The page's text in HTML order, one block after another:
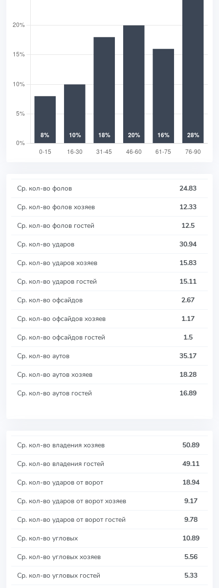
Ср. кол-во фолов
24.83
Ср. кол-во фолов хозяев
12.33
Ср. кол-во фолов гостей
12.5
Ср. кол-во ударов
30.94
Ср. кол-во ударов хозяев
15.83
Ср. кол-во ударов гостей
15.11
Ср. кол-во офсайдов
2.67
Ср. кол-во офсайдов хозяев
1.17
Ср. кол-во офсайдов гостей
1.5
Ср. кол-во аутов
35.17
Ср. кол-во аутов хозяев
18.28
Ср. кол-во аутов гостей
16.89
Ср. кол-во владения хозяев
50.89
Ср. кол-во владения гостей
49.11
Ср. кол-во ударов от ворот
18.94
Ср. кол-во ударов от ворот хозяев
9.17
Ср. кол-во ударов от ворот гостей
9.78
Ср. кол-во угловых
10.89
Ср. кол-во угловых хозяев
5.56
Ср. кол-во угловых гостей
5.33